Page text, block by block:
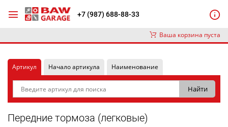
+7 (987) 688-88-33
Ваша корзина пуста
Артикул Начало артикула Наименование
Передние тормоза (легковые)